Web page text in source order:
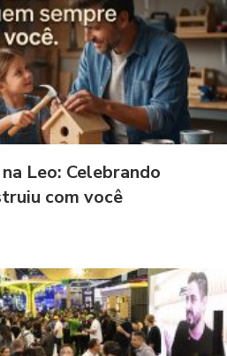
Leo: Celebrando
com você